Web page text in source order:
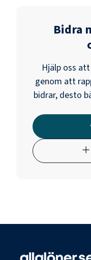
Bidra
Hjälp oss
genom att
bidrar, desto